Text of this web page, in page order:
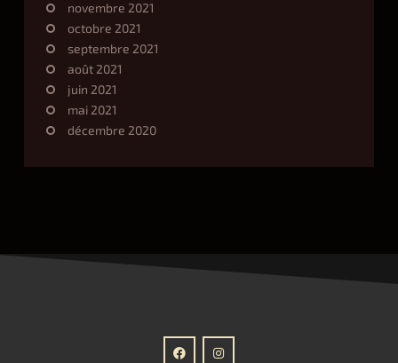
novembre 2021
octobre 2021
septembre 2021
août 2021
juin 2021
mai 2021
décembre 2020